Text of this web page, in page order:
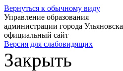
Вернуться к обычному виду
Управление образования
администрации города Ульяновска
официальный сайт
Версия для слабовидящих
Закрыть